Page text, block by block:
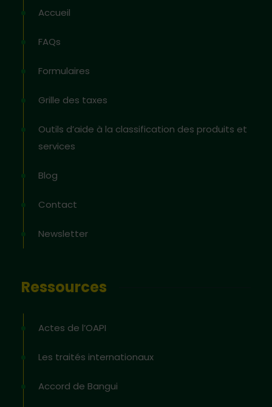
Accueil
FAQs
Formulaires
Grille des taxes
Outils d’aide à la classification des produits et
services
Blog
Contact
Newsletter
Ressources
Actes de l’OAPI
Les traités internationaux
Accord de Bangui